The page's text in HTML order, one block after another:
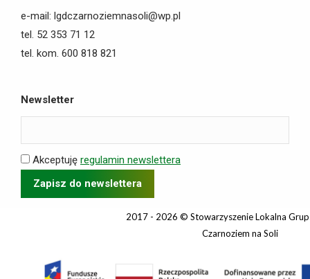
e-mail: lgdczarnoziemnasoli@wp.pl
tel. 52 353 71 12
tel. kom. 600 818 821
Newsletter
Akceptuję regulamin newslettera
2017 - 2026 © Stowarzyszenie Lokalna
Czarnoziem na Soli